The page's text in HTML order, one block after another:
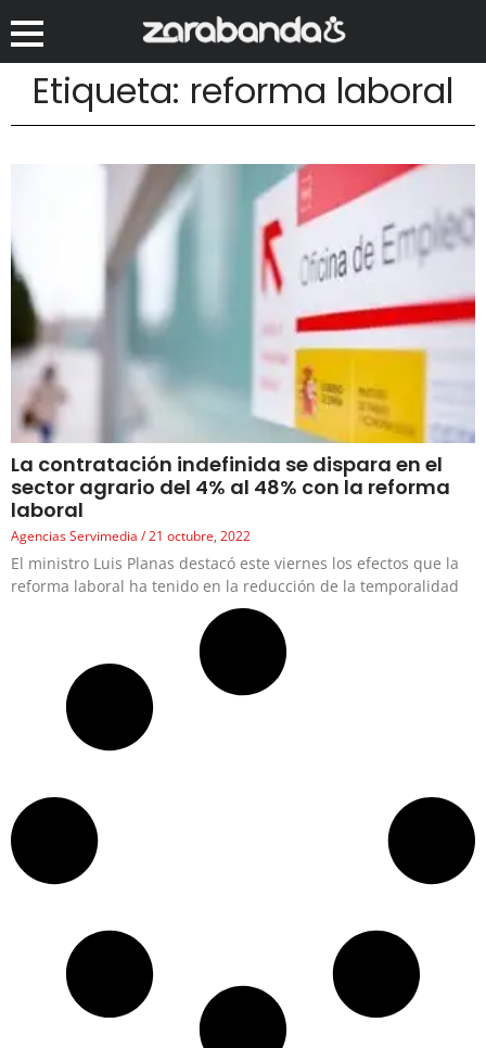
Etiqueta: reforma laboral
La contratación indefinida se dispara en el
sector agrario del 4% al 48% con la reforma
laboral
Agencias Servimedia 21 octubre, 2022
El ministro Luis Planas destacó este viernes los efectos que la
reforma laboral ha tenido en la reducción de la temporalidad